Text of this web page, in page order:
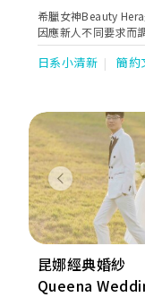
希臘女神Beauty
因應新人不同要求而
著連貫的故事性。同
街的希臘女神提供一
日系小清新 簡約
Previous
昆娜經典婚紗
Queena